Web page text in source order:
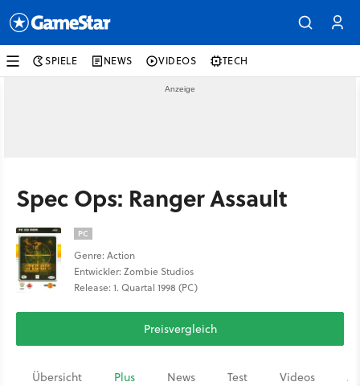
SPIELE NEWS VIDEOS TECH
Spec Ops: Ranger Assault
PC
Genre: Action
Entwickler: Zombie Studios
Release: 1. Quartal 1998 (PC)
Preisvergleich
Übersicht Plus News Test Videos